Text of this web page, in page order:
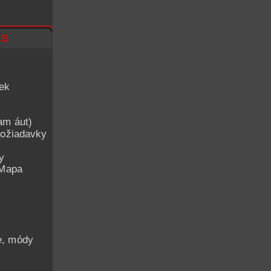
áut)
módy